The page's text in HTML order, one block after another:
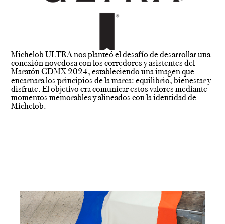
Michelob ULTRA nos planteó el desafío de desarrollar una
conexión novedosa con los corredores y asistentes del
Maratón CDMX 2024, estableciendo una imagen que
encarnara los principios de la marca: equilibrio, bienestar y
disfrute. El objetivo era comunicar estos valores mediante
momentos memorables y alineados con la identidad de
Michelob.